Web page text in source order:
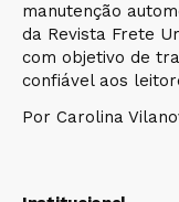
manutenção
da Revista Frete
com objetivo de
confiável aos
Por Carolina